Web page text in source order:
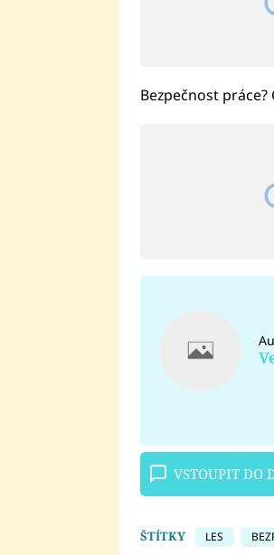
Bezpečnost práce?
VSTOUPIT DO
ŠTÍTKY LES